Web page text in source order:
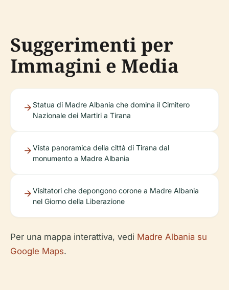
Suggerimenti per
Immagini e Media
Statua di Madre Albania che domina il Cimitero
Nazionale dei Martiri a Tirana
Vista panoramica della città di Tirana dal
monumento a Madre Albania
Visitatori che depongono corone a Madre Albania
nel Giorno della Liberazione
Per una mappa interattiva, vedi Madre Albania su
Google Maps.